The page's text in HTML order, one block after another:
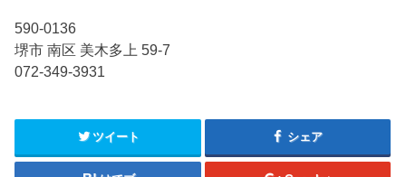
590-0136
堺市 南区 美木多上 59-7
072-349-3931
ツイート シェア